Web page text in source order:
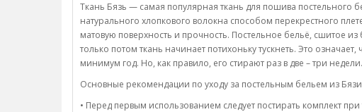
Ткань Бязь — самая популярная ткань для пошива постельного
натурального хлопкового волокна способом перекрестного
матовую поверхность и прочность. Постельное бельё, сшитое
только потом ткань начинает потихоньку тускнеть. Это
минимум год. Но, как правило, его стирают раз в две – три недели.
Основные рекомендации по уходу за постельным бельем из Бязи
• Перед первым использованием следует постирать комплект